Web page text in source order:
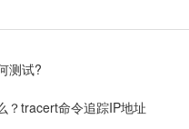
测试?
？tracert命令追踪IP地址